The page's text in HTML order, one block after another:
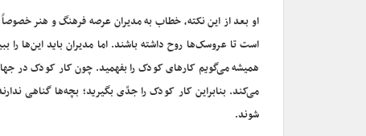
او بعد از این نکته، خطاب به مدیران عرصه فرهنگ و هنر
است تا عروسک‌ها روح داشته باشند. اما مدیران باید این‌ها را
همیشه می‌گویم کارهای کودک را بفهمید. چون کار کودک در
می‌کند. بنابراین کار کودک را جدّی بگیرید؛ بچه‌ها گناهی
شوند.